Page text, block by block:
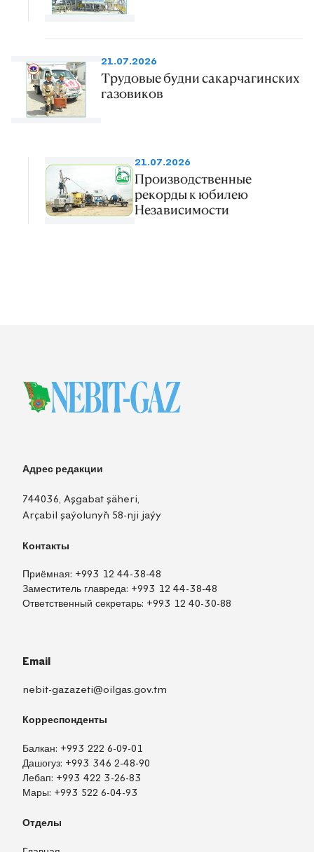
21.07.2026
Трудовые будни сакарчагинских
газовиков
21.07.2026
Производственные
рекорды к юбилею
Независимости
Адрес редакции
744036, Aşgabat şäheri,
Arçabil şaýolunyň 58-nji jaýy
Контакты
Приёмная: +993 12 44-38-48
Заместитель главреда: +993 12 44-38-48
Ответственный секретарь: +993 12 40-30-88
Email
nebit-gazazeti@oilgas.gov.tm
Корреспонденты
Балкан: +993 222 6-09-01
Дашогуз: +993 346 2-48-90
Лебап: +993 422 3-26-83
Мары: +993 522 6-04-93
Отделы